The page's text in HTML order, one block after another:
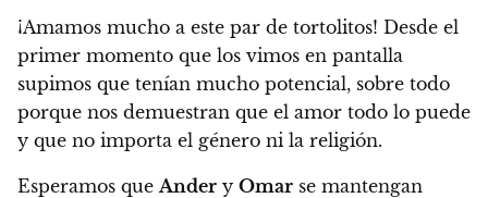
¡Amamos mucho a este par de tortolitos! Desde el
primer momento que los vimos en pantalla
supimos que tenían mucho potencial, sobre todo
porque nos demuestran que el amor todo lo puede
y que no importa el género ni la religión.
Esperamos que Ander y Omar se mantengan